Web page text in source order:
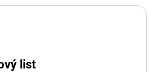
list